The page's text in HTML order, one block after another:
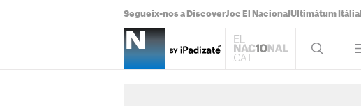
Segueix-nos a DiscoverJoc El Nacional Ultimàtum Itàlia